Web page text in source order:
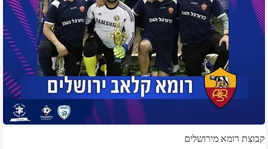
קבוצת רומא מירושלים